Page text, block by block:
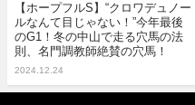
【ホープフルS】“クロワデュノー
ルなんて目じゃない！”今年最後
のG1！冬の中山で走る穴馬の法
則、名門調教師絶賛の穴馬！
2024.12.24